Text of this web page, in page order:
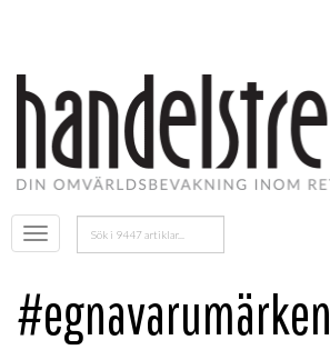
Öppna
menyn
Sök
efter:
#egnavarumärken